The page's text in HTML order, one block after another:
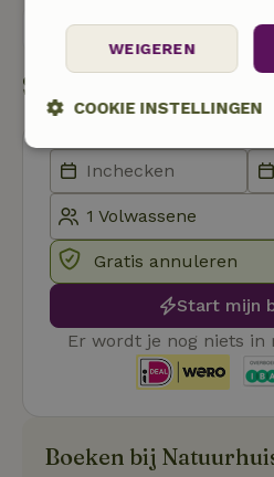
Stuur een bericht
Start mijn boeking
Gratis annuleren
Start mijn
Er wordt je nog niets in
Boeken bij
WEIGEREN
COOKIE INSTELLINGEN
Strikt
noodzakelijk
Functioneel
Functioneel Niet-